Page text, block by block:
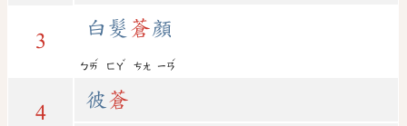
3
白髮 蒼顏
ㄅㄞ
ˊ
ㄈㄚ
ˇ
ㄘㄤ ㄧㄢ
ˊ
4
彼 蒼